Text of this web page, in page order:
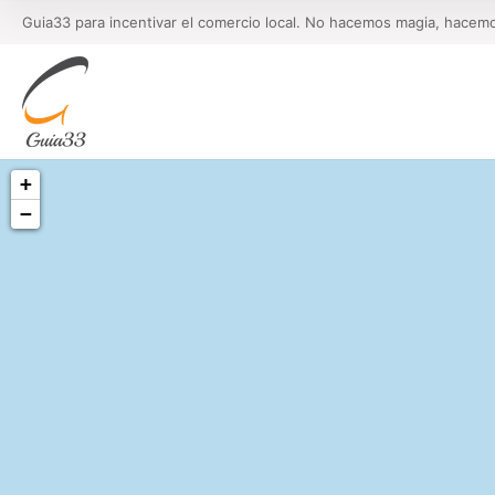
Guia33 para incentivar el comercio local. No hacemos magia,
+
−